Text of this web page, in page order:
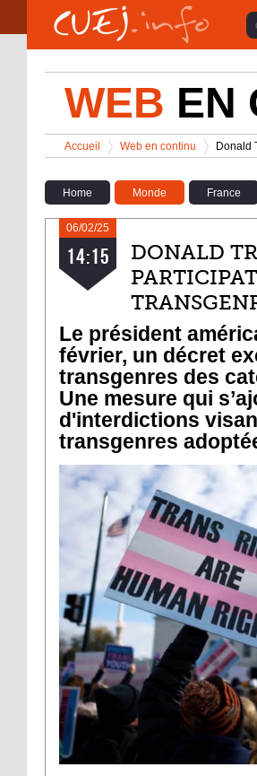
Aller au contenu principal
WEB EN
Vous êtes ici
Accueil
>
Web en continu
>
Donald
Home Monde France
06/02/25
14:15
DONALD
Le président
février, un décret
transgenres des
Une mesure qui
d'interdictions
transgenres